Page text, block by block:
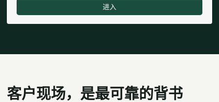
进入
客户现场，是最可靠的背书